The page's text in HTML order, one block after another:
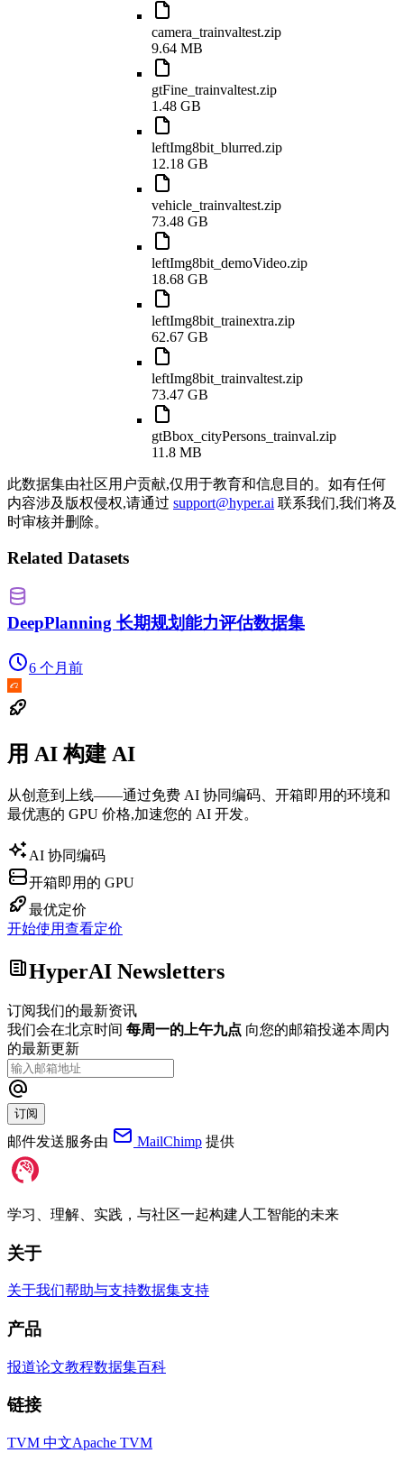
camera_trainvaltest.zip
9.64 MB
gtFine_trainvaltest.zip
1.48 GB
leftImg8bit_blurred.zip
12.18 GB
vehicle_trainvaltest.zip
73.48 GB
leftImg8bit_demoVideo.zip
18.68 GB
leftImg8bit_trainextra.zip
62.67 GB
leftImg8bit_trainvaltest.zip
73.47 GB
gtBbox_cityPersons_trainval.zip
11.8 MB
此数据集由社区用户贡献,仅用于教育和信息目的。如有任何
内容涉及版权侵权,请通过 support@hyper.ai 联系我们,我们将及
时审核并删除。
Related Datasets
DeepPlanning 长期规划能力评估数据集
6 个月前
用 AI 构建 AI
从创意到上线——通过免费 AI 协同编码、开箱即用的环境和
最优惠的 GPU 价格,加速您的 AI 开发。
AI 协同编码
开箱即用的 GPU
最优定价
开始使用查看定价
HyperAI Newsletters
订阅我们的最新资讯
我们会在北京时间 每周一的上午九点 向您的邮箱投递本周内
的最新更新
订阅
邮件发送服务由 MailChimp 提供
学习、理解、实践，与社区一起构建人工智能的未来
关于
关于我们帮助与支持数据集支持
产品
报道论文教程数据集百科
链接
TVM 中文Apache TVM